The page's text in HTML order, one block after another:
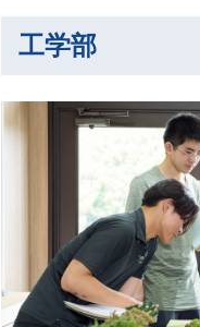
工学部